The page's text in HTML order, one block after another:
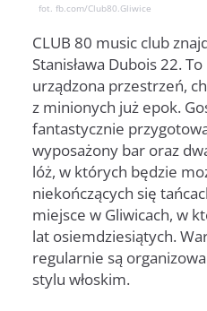
fot. fb.com/Club80.Gliwice
CLUB 80 music club
Stanisława Dubois 22.
urządzona przestrzeń,
z minionych już epok.
fantastycznie
wyposażony bar oraz
lóż, w których będzie
niekończących się
miejsce w Gliwicach, w
lat osiemdziesiątych.
regularnie są
stylu włoskim.